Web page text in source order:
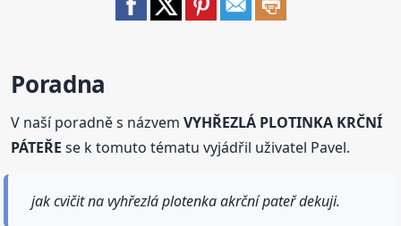
Poradna
V naší poradně s názvemVYHŘEZLÁ PLOTINKA KRČNÍ
PÁTEŘE se k tomuto tématu vyjádřil uživatel Pavel.
jak cvičit na vyhřezlá plotenka akrční pateř dekuji.